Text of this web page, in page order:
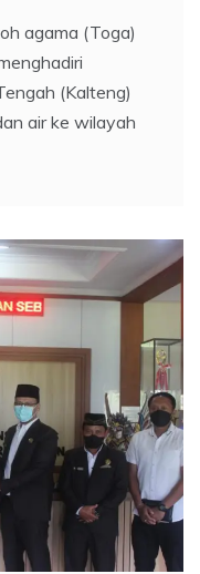
agama (Toga)
(Kalteng)
air ke wilayah